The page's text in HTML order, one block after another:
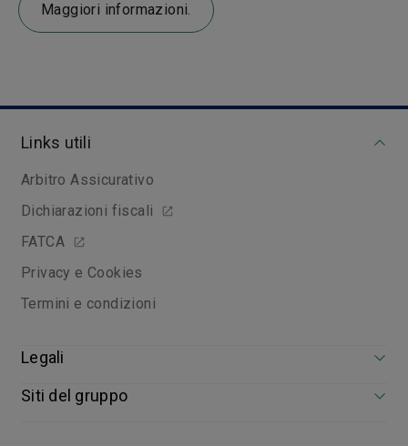
Maggiori informazioni.
Links utili
Arbitro Assicurativo
Dichiarazioni fiscali
FATCA
Privacy e Cookies
Termini e condizioni
Legali
Siti del gruppo